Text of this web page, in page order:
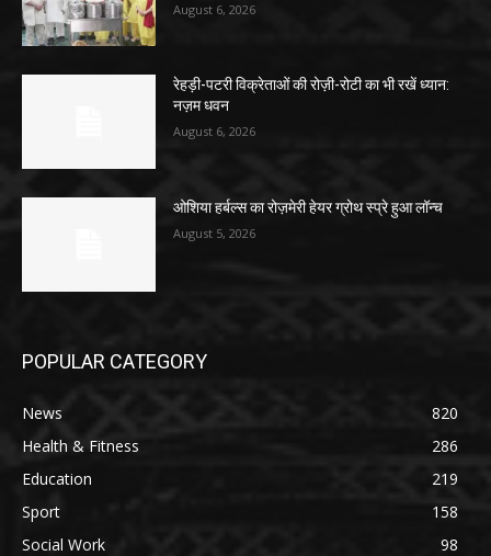
August 6, 2026
रेहड़ी-पटरी विक्रेताओं की रोज़ी-रोटी का भी रखें ध्यान:
नज़म धवन
August 6, 2026
ओशिया हर्बल्स का रोज़मेरी हेयर ग्रोथ स्प्रे हुआ लॉन्च
August 5, 2026
POPULAR CATEGORY
News
820
Health & Fitness
286
Education
219
Sport
158
Social Work
98